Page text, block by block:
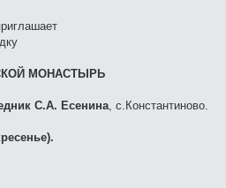
МОНАСТЫРЬ
С.А. Есенина , с.Константиново.